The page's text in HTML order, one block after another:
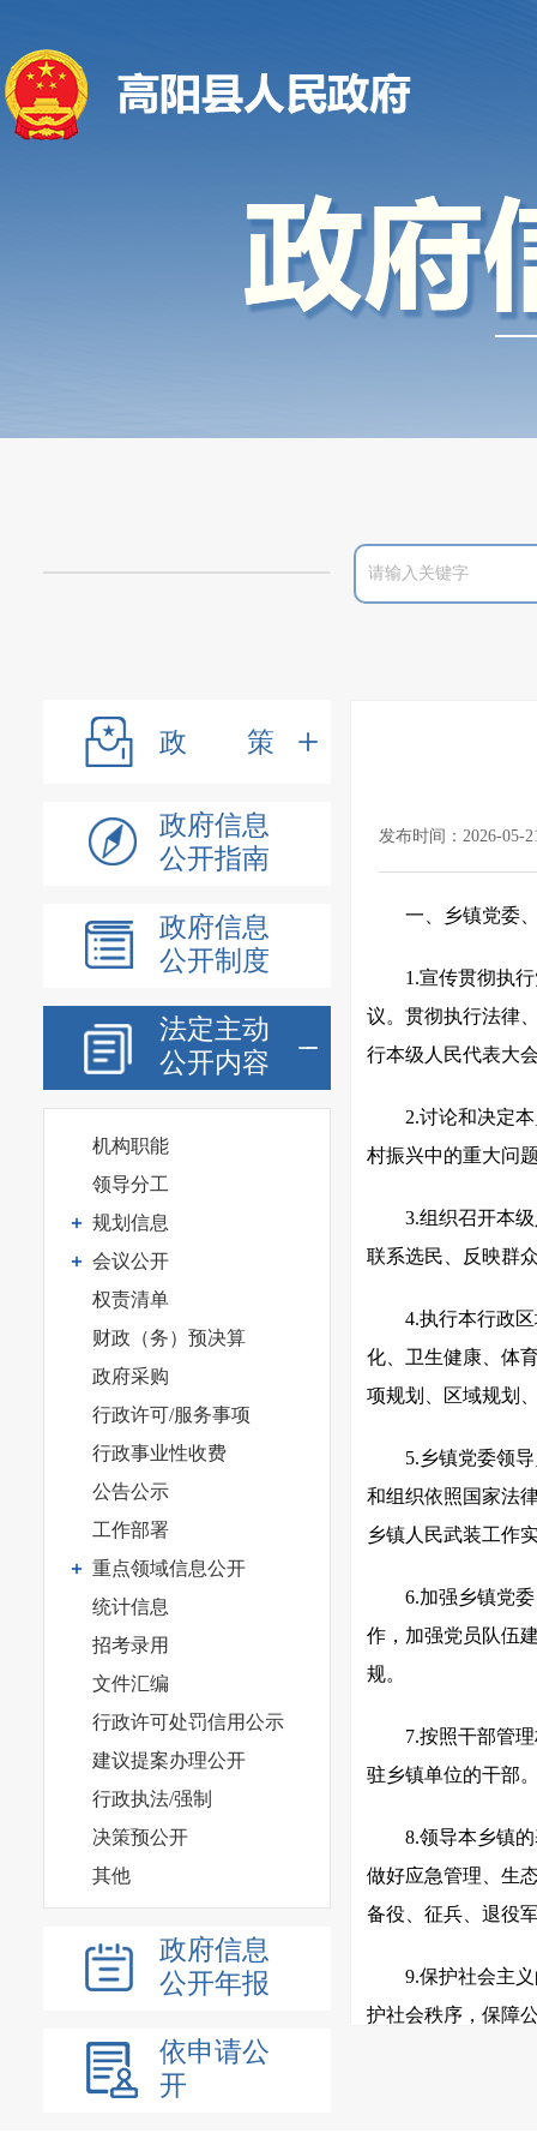
政策
政府信息
公开指南
政府信息
公开制度
法定主动
公开内容
机构职能
领导分工
规划信息
会议公开
权责清单
财政（务）预决算
政府采购
行政许可/服务事项
行政事业性收费
公告公示
工作部署
重点领域信息公开
统计信息
招考录用
文件汇编
行政许可处罚信用公示
建议提案办理公开
行政执法/强制
决策预公开
其他
政府信息
公开年报
依申请公
开
发布时间：2026-05-
一、乡镇党委
1.宣传贯彻执
议。贯彻执行法律
行本级人民代表大
2.讨论和决定
村振兴中的重大问
3.组织召开本
联系选民、反映群
4.执行本行政
化、卫生健康、体
项规划、区域规划
5.乡镇党委领
和组织依照国家法
乡镇人民武装工作
6.加强乡镇党
作，加强党员队伍
规。
7.按照干部管
驻乡镇单位的干部
8.领导本乡镇
做好应急管理、生
备役、征兵、退役
9.保护社会主
护社会秩序，保障